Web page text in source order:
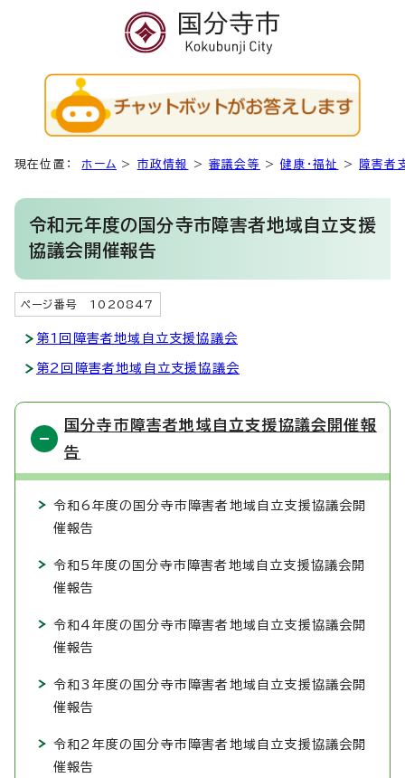
現在位置： ホーム > 市政情報 >審議会等 >健康・福祉 > 障害者
令和元年度の国分寺市障害者地域自立支援
協議会開催報告
ページ番号 1020847
第1回障害者地域自立支援協議会
第2回障害者地域自立支援協議会
国分寺市障害者地域自立支援協議会開催報
告
令和6年度の国分寺市障害者地域自立支援協議会開
催報告
令和5年度の国分寺市障害者地域自立支援協議会開
催報告
令和4年度の国分寺市障害者地域自立支援協議会開
催報告
令和3年度の国分寺市障害者地域自立支援協議会開
催報告
令和2年度の国分寺市障害者地域自立支援協議会開
催報告